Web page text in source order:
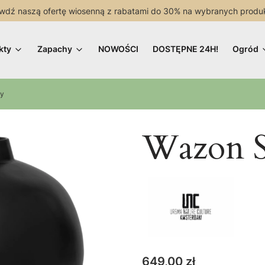
naszą ofertę wiosenną z rabatami do 30% na wybranych
Zapachy NOWOŚCI DOSTĘPNE 24H! Ogród
Wazon
Cena
649,00 zł